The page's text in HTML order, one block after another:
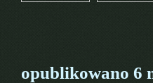
opublikowano 6